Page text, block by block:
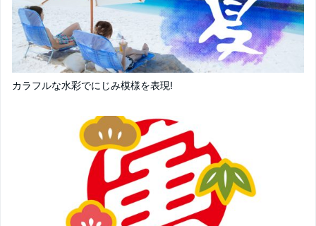
カラフルな水彩でにじみ模様を表現!